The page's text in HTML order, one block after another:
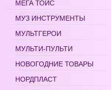
МЕГА ТОЙС
МУЗ ИНСТРУМЕНТЫ
МУЛЬТГЕРОИ
МУЛЬТИ-ПУЛЬТИ
НОВОГОДНИЕ ТОВАРЫ
НОРДПЛАСТ